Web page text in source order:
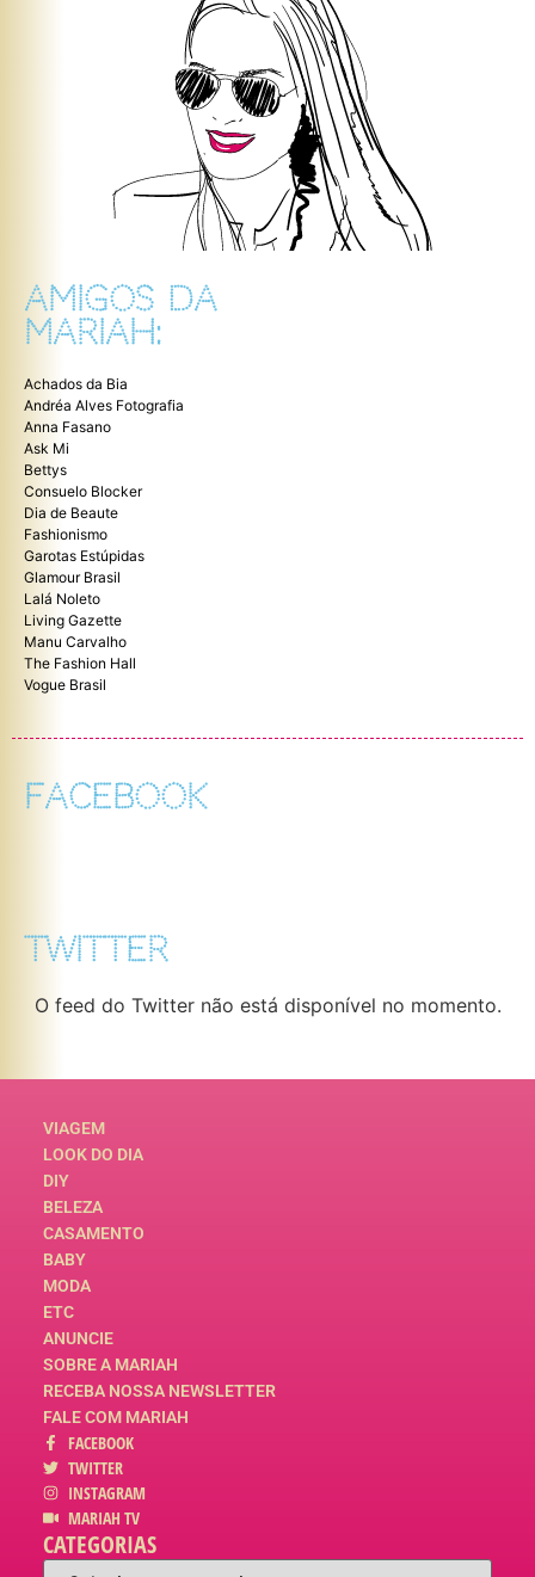
AMIGOS DA
MARIAH:
Achados da Bia
Andréa Alves Fotografia
Anna Fasano
Ask Mi
Bettys
Consuelo Blocker
Dia de Beaute
Fashionismo
Garotas Estúpidas
Glamour Brasil
Lalá Noleto
Living Gazette
Manu Carvalho
The Fashion Hall
Vogue Brasil
FACEBOOK
TWITTER
O feed do Twitter não está disponível no momento.
VIAGEM
LOOK DO DIA
DIY
BELEZA
CASAMENTO
BABY
MODA
ETC
ANUNCIE
SOBRE A MARIAH
RECEBA NOSSA NEWSLETTER
FALE COM MARIAH
FACEBOOK
TWITTER
INSTAGRAM
MARIAH TV
CATEGORIAS